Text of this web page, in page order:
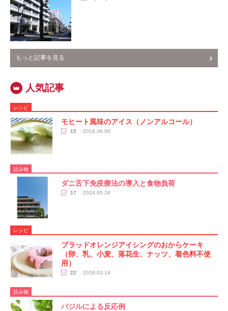
もっと記事を見る
レシピ
モヒート風味のアイス（ノンアルコール）
15 2016.06.06
読み物
ダニ舌下免疫療法の導入と食物負荷
17 2024.05.28
レシピ
ブラッドオレンジアイシングのおからケーキ
（卵、乳、小麦、落花生、ナッツ、着色料不使
用）
22 2016.03.14
読み物
バジルによる反応例